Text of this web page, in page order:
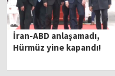
İran-ABD anlaşamadı,
Hürmüz yine kapandı!